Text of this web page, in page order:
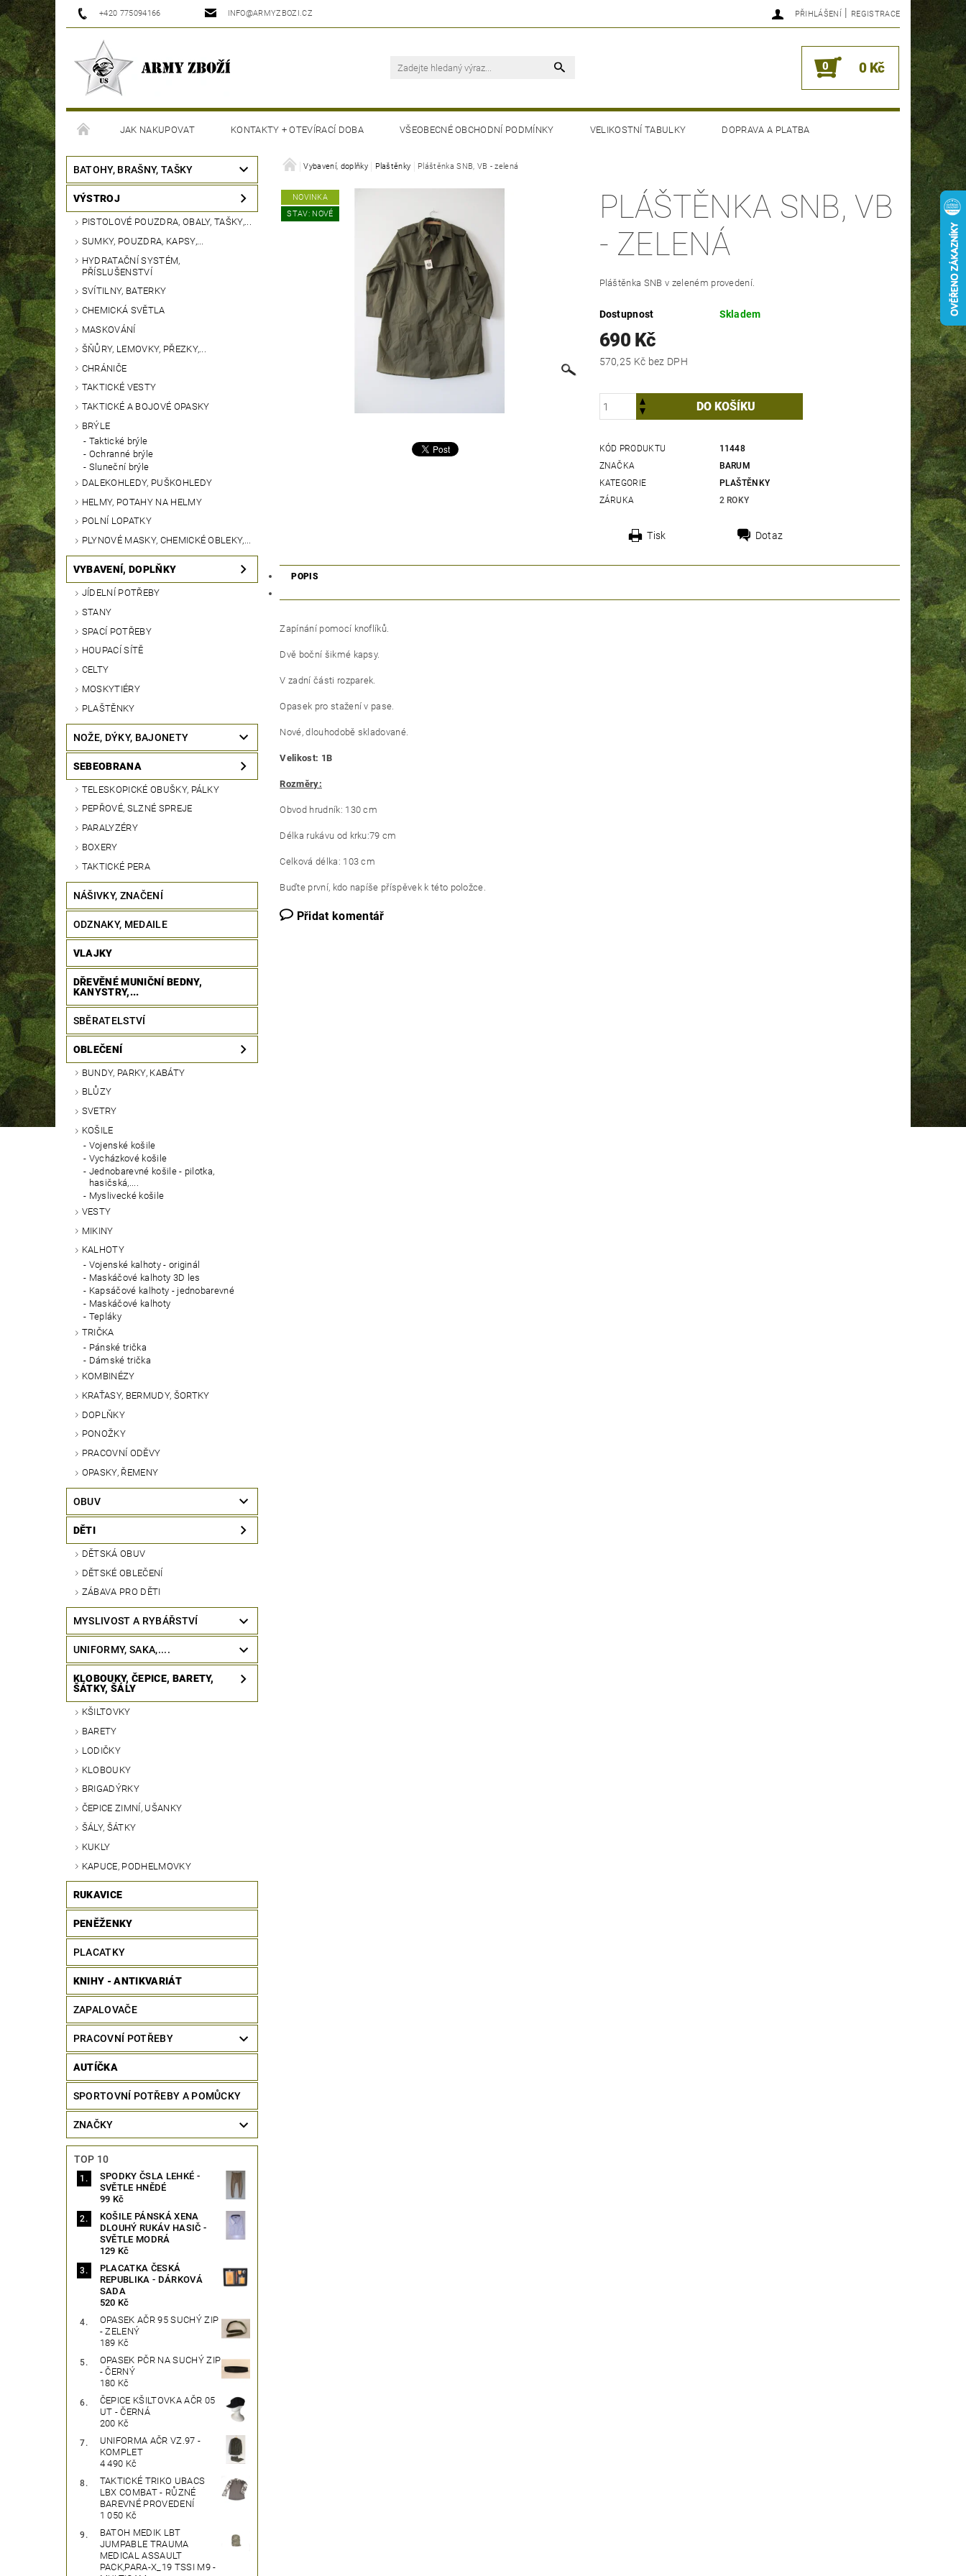
+420 775094166 INFO@ARMYZBOZI.CZ PŘIHLÁŠENÍ | REGISTRACE
0 0 Kč
JAK NAKUPOVAT KONTAKTY + OTEVÍRACÍ DOBA VŠEOBECNÉ OBCHODNÍ PODMÍNKY VELIKOSTNÍ TABULKY DOPRAVA A PLATBA
MOJE OBJEDNÁVKA
BATOHY, BRAŠNY, TAŠKY
VÝSTROJ
PISTOLOVÉ POUZDRA, OBALY, TAŠKY,...
SUMKY, POUZDRA, KAPSY,...
HYDRATAČNÍ SYSTÉM,
PŘÍSLUŠENSTVÍ
SVÍTILNY, BATERKY
CHEMICKÁ SVĚTLA
MASKOVÁNÍ
ŠŇŮRY, LEMOVKY, PŘEZKY,...
CHRÁNIČE
TAKTICKÉ VESTY
TAKTICKÉ A BOJOVÉ OPASKY
BRÝLE
Taktické brýle
Ochranné brýle
Sluneční brýle
DALEKOHLEDY, PUŠKOHLEDY
HELMY, POTAHY NA HELMY
POLNÍ LOPATKY
PLYNOVÉ MASKY, CHEMICKÉ OBLEKY,...
VYBAVENÍ, DOPLŇKY
JÍDELNÍ POTŘEBY
STANY
SPACÍ POTŘEBY
HOUPACÍ SÍTĚ
CELTY
MOSKYTIÉRY
PLAŠTĚNKY
NOŽE, DÝKY, BAJONETY
SEBEOBRANA
TELESKOPICKÉ OBUŠKY, PÁLKY
PEPŘOVÉ, SLZNÉ SPREJE
PARALYZÉRY
BOXERY
TAKTICKÉ PERA
NÁŠIVKY, ZNAČENÍ
ODZNAKY, MEDAILE
VLAJKY
DŘEVĚNÉ MUNIČNÍ BEDNY,
KANYSTRY,...
SBĚRATELSTVÍ
OBLEČENÍ
BUNDY, PARKY, KABÁTY
BLŮZY
SVETRY
KOŠILE
Vojenské košile
Vycházkové košile
Jednobarevné košile - pilotka,
hasičská,....
Myslivecké košile
VESTY
MIKINY
KALHOTY
Vojenské kalhoty - originál
Maskáčové kalhoty 3D les
Kapsáčové kalhoty - jednobarevné
Maskáčové kalhoty
Tepláky
TRIČKA
Pánské trička
Dámské trička
KOMBINÉZY
KRAŤASY, BERMUDY, ŠORTKY
DOPLŇKY
PONOŽKY
PRACOVNÍ ODĚVY
OPASKY, ŘEMENY
OBUV
DĚTI
DĚTSKÁ OBUV
DĚTSKÉ OBLEČENÍ
ZÁBAVA PRO DĚTI
MYSLIVOST A RYBÁŘSTVÍ
UNIFORMY, SAKA,....
KLOBOUKY, ČEPICE, BARETY,
ŠÁTKY, ŠÁLY
KŠILTOVKY
BARETY
LODIČKY
KLOBOUKY
BRIGADÝRKY
ČEPICE ZIMNÍ, UŠANKY
ŠÁLY, ŠÁTKY
KUKLY
KAPUCE, PODHELMOVKY
RUKAVICE
PENĚŽENKY
PLACATKY
KNIHY - ANTIKVARIÁT
ZAPALOVAČE
PRACOVNÍ POTŘEBY
AUTÍČKA
SPORTOVNÍ POTŘEBY A POMŮCKY
ZNAČKY
TOP 10
SPODKY ČSLA LEHKÉ -
SVĚTLE HNĚDÉ
99 Kč
KOŠILE PÁNSKÁ XENA
DLOUHÝ RUKÁV HASIČ -
SVĚTLE MODRÁ
129 Kč
PLACATKA ČESKÁ
REPUBLIKA - DÁRKOVÁ
SADA
520 Kč
OPASEK AČR 95 SUCHÝ ZIP
- ZELENÝ
189 Kč
OPASEK PČR NA SUCHÝ ZIP
- ČERNÝ
180 Kč
ČEPICE KŠILTOVKA AČR 05
UT - ČERNÁ
200 Kč
UNIFORMA AČR VZ.97 -
KOMPLET
4 490 Kč
TAKTICKÉ TRIKO UBACS
LBX COMBAT - RŮZNÉ
BAREVNÉ PROVEDENÍ
1 050 Kč
BATOH MEDIK LBT
JUMPABLE TRAUMA
MEDICAL ASSAULT
PACK,PARA-X_19 TSSI M9 -
Vybavení, doplňky Plaštěnky Pláštěnka SNB, VB - zelená
NOVINKA
STAV: NOVÉ
PLÁŠTĚNKA SNB, VB
- ZELENÁ
Pláštěnka SNB v zeleném provedení.
Dostupnost Skladem
690 Kč
570,25 Kč bez DPH
KÓD PRODUKTU
11448
ZNAČKA
BARUM
KATEGORIE
PLAŠTĚNKY
ZÁRUKA
2 ROKY
Tisk Dotaz
POPIS
Zapínání pomocí knoflíků.
Dvě boční šikmé kapsy.
V zadní části rozparek.
Opasek pro stažení v pase.
Nové, dlouhodobě skladované.
Velikost: 1B
Rozměry:
Obvod hrudník: 130 cm
Délka rukávu od krku:79 cm
Celková délka: 103 cm
Buďte první, kdo napíše příspěvek k této položce.
Přidat komentář